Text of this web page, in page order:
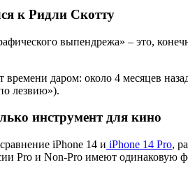
к Ридли Скотту
выпендрежа» – это,
даром: около 4 месяцев
лезвию»).
инструмент для кино
iPhone 14 и iPhone 14 Pro,
Pro и Non-Pro имеют одинаковую